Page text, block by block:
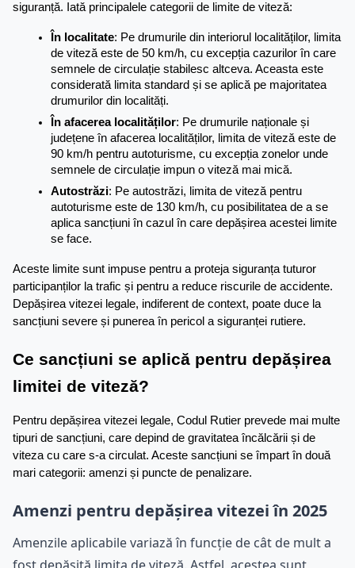
siguranță. Iată principalele categorii de limite de viteză:
În localitate: Pe drumurile din interiorul localităților, limita
de viteză este de 50 km/h, cu excepția cazurilor în care
semnele de circulație stabilesc altceva. Aceasta este
considerată limita standard și se aplică pe majoritatea
drumurilor din localități.
În afacerea localităților: Pe drumurile naționale și
județene în afacerea localităților, limita de viteză este de
90 km/h pentru autoturisme, cu excepția zonelor unde
semnele de circulație impun o viteză mai mică.
Autostrăzi: Pe autostrăzi, limita de viteză pentru
autoturisme este de 130 km/h, cu posibilitatea de a se
aplica sancțiuni în cazul în care depășirea acestei limite
se face.
Aceste limite sunt impuse pentru a proteja siguranța tuturor
participanților la trafic și pentru a reduce riscurile de accidente.
Depășirea vitezei legale, indiferent de context, poate duce la
sancțiuni severe și punerea în pericol a siguranței rutiere.
Ce sancțiuni se aplică pentru depășirea
limitei de viteză?
Pentru depășirea vitezei legale, Codul Rutier prevede mai multe
tipuri de sancțiuni, care depind de gravitatea încălcării și de
viteza cu care s-a circulat. Aceste sancțiuni se împart în două
mari categorii: amenzi și puncte de penalizare.
Amenzi pentru depășirea vitezei în 2025
Amenzile aplicabile variază în funcție de cât de mult a